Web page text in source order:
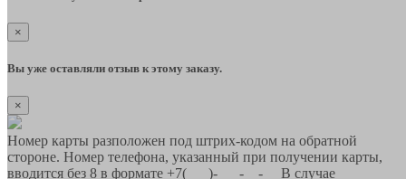
×
Вы уже оставляли отзыв к этому заказу.
×
Номер карты разположен под штрих-кодом на обратной
стороне. Номер телефона, указанный при получении карты,
вводится без 8 в формате +7(___)-___-__-__ В случае